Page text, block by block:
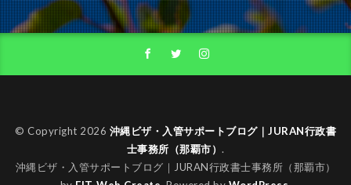
© Copyright 2026 沖縄ビザ・入管サポートブログ｜JURAN行政書
士事務所（那覇市） .
沖縄ビザ・入管サポートブログ｜JURAN行政書士事務所（那覇市）